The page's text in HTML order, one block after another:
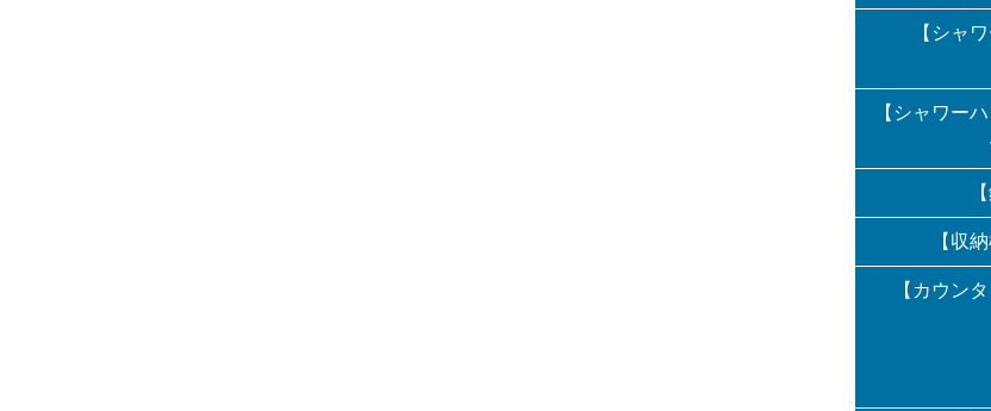
【シャワ
【シャワー
【収納
【カウンタ